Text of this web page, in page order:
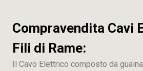
Compravendita Cavi
Fili di Rame:
Il Cavo Elettrico composto da